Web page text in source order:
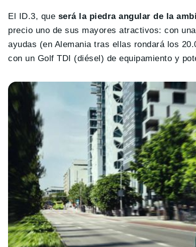
El ID.3, que será la piedra angular de la
precio uno de sus mayores atractivos: con
ayudas (en Alemania tras ellas rondará los
con un Golf TDI (diésel) de equipamiento y